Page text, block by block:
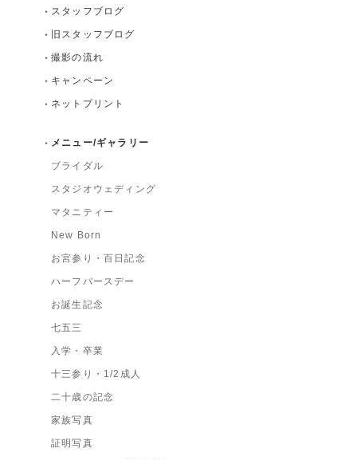
スタッフブログ
旧スタッフブログ
撮影の流れ
キャンペーン
ネットプリント
メニュー/ギャラリー
ブライダル
スタジオウェディング
マタニティー
New Born
お宮参り・百日記念
ハーフバースデー
お誕生記念
七五三
入学・卒業
十三参り・1/2成人
二十歳の記念
家族写真
証明写真